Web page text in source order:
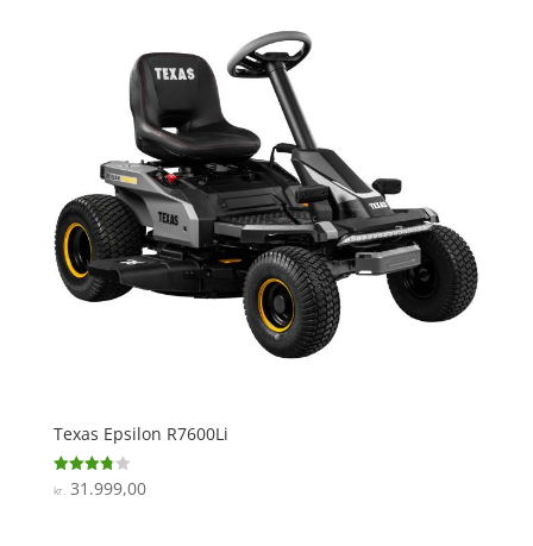
Texas Epsilon R7600Li
Vurderet
3.8
kr.31.999,00